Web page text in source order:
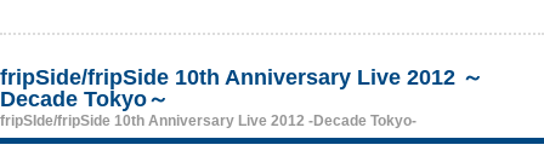
fripSide/fripSide 10th Anniversary Live 2012 ～
Decade Tokyo～
fripSIde/fripSide 10th Anniversary Live 2012 -Decade Tokyo-